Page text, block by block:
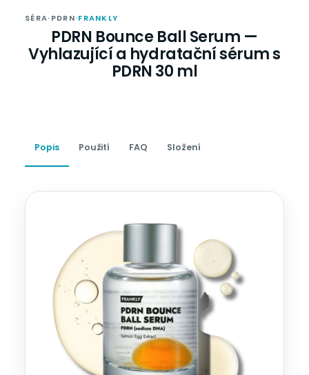
SÉRA·PDRN·FRANKLY
PDRN Bounce Ball Serum —
Vyhlazující a hydratační sérum s
PDRN 30 ml
Popis Použití FAQ Složení